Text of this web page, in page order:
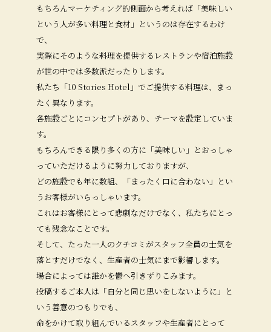
もちろんマーケティング的側面から考えれば「美味しい
という人が多い料理と食材」というのは存在するわけ
で、
実際にそのような料理を提供するレストランや宿泊施設
が世の中では多数派だったりします。
私たち「10 Stories Hotel」でご提供する料理は、まっ
たく異なります。
各施設ごとにコンセプトがあり、テーマを設定していま
す。
もちろんできる限り多くの方に「美味しい」とおっしゃ
っていただけるように努力しておりますが、
どの施設でも年に数組、「まったく口に合わない」とい
うお客様がいらっしゃいます。
これはお客様にとって悲劇なだけでなく、私たちにとっ
ても残念なことです。
そして、たった一人のクチコミがスタッフ全員の士気を
落とすだけでなく、生産者の士気にまで影響します。
場合によっては誰かを鬱へ引きずりこみます。
投稿するご本人は「自分と同じ思いをしないように」と
いう善意のつもりでも、
命をかけて取り組んでいるスタッフや生産者にとって